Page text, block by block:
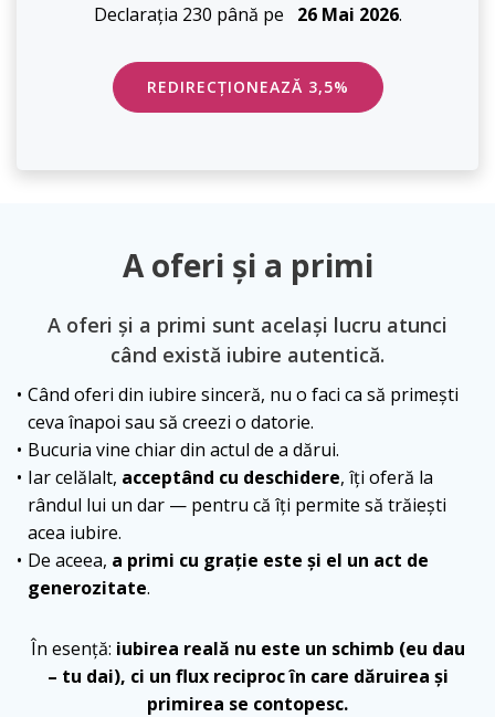
Declarația 230 până pe
26 Mai 2026.
REDIRECȚIONEAZĂ 3,5%
A oferi și a primi
A oferi și a primi sunt același lucru atunci
când există iubire autentică.
Când oferi din iubire sinceră, nu o faci ca să primești
ceva înapoi sau să creezi o datorie.
Bucuria vine chiar din actul de a dărui.
Iar celălalt, acceptând cu deschidere, îți oferă la
rândul lui un dar — pentru că îți permite să trăiești
acea iubire.
De aceea, a primi cu grație este și el un act de
generozitate.
În esență: iubirea reală nu este un schimb (eu dau
– tu dai), ci un flux reciproc în care dăruirea și
primirea se contopesc.